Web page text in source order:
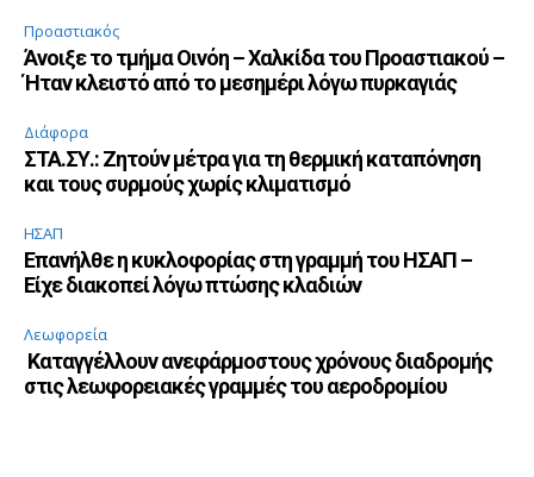
Προαστιακός
Άνοιξε το τμήμα Οινόη – Χαλκίδα του Προαστιακού –
Ήταν κλειστό από το μεσημέρι λόγω πυρκαγιάς
Διάφορα
ΣΤΑ.ΣΥ.: Ζητούν μέτρα για τη θερμική καταπόνηση
και τους συρμούς χωρίς κλιματισμό
ΗΣΑΠ
Επανήλθε η κυκλοφορίας στη γραμμή του ΗΣΑΠ –
Είχε διακοπεί λόγω πτώσης κλαδιών
Λεωφορεία
Καταγγέλλουν ανεφάρμοστους χρόνους διαδρομής
στις λεωφορειακές γραμμές του αεροδρομίου